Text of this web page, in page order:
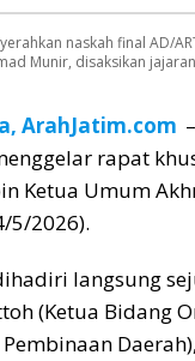
naskah final AD/
Munir, disaksikan
ArahJatim.com
rapat
Ketua Umum
5/2026).
langsung
(Ketua Bidang